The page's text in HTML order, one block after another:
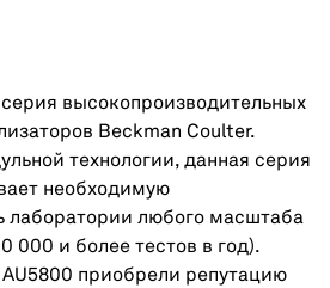
серия высокопроизводительных
Beckman Coulter.
технологии, данная серия
необходимую
лаборатории любого масштаба
000 и более тестов в год).
приобрели репутацию